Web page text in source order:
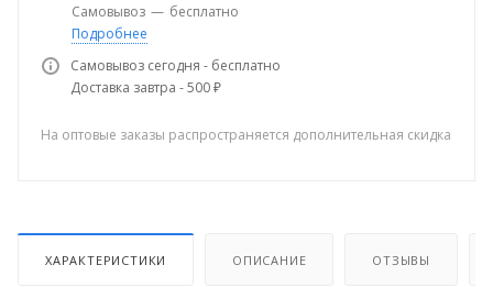
Самовывоз — бесплатно
Подробнее
Самовывоз сегодня - бесплатно
Доставка завтра - 500 ₽
На оптовые заказы распространяется дополнительная скидка
ХАРАКТЕРИСТИКИ ОПИСАНИЕ ОТЗЫВЫ